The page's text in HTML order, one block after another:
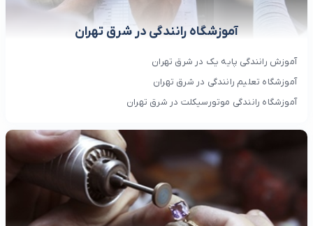
آموزشگاه رانندگی در شرق تهران
آموزش رانندگی پایه یک در شرق تهران
آموزشگاه تعلیم رانندگی در شرق تهران
آموزشگاه رانندگی موتورسیکلت در شرق تهران